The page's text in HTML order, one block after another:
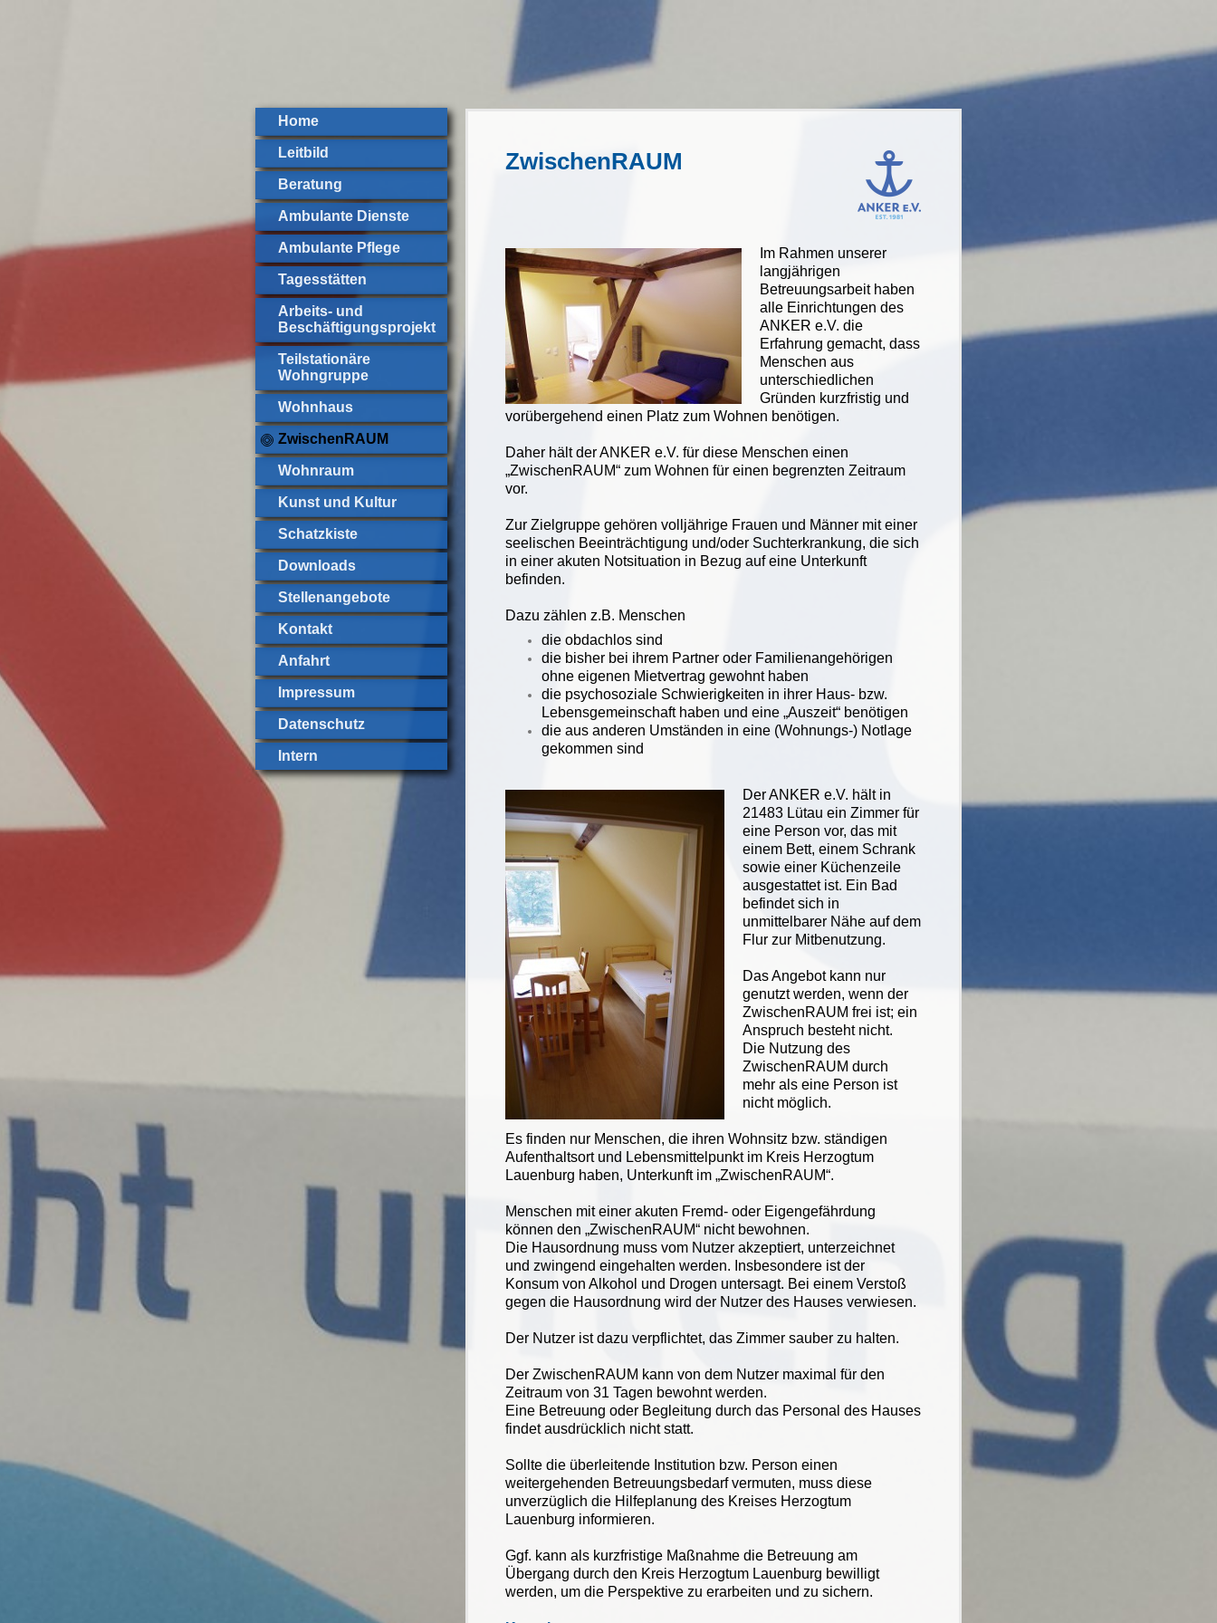
Home
Leitbild
Beratung
Ambulante Dienste
Ambulante Pflege
Tagesstätten
Arbeits- und
Beschäftigungsprojekt
Teilstationäre
Wohngruppe
Wohnhaus
ZwischenRAUM
Wohnraum
Kunst und Kultur
Schatzkiste
Downloads
Stellenangebote
Kontakt
Anfahrt
Impressum
Datenschutz
Intern
ZwischenRAUM
Im Rahmen unserer
langjährigen
Betreuungsarbeit haben
alle Einrichtungen des
ANKER e.V. die
Erfahrung gemacht, dass
Menschen aus
unterschiedlichen
Gründen kurzfristig und
vorübergehend einen Platz zum Wohnen benötigen.
Daher hält der ANKER e.V. für diese Menschen einen
„ZwischenRAUM“ zum Wohnen für einen begrenzten Zeitraum
vor.
Zur Zielgruppe gehören volljährige Frauen und Männer mit einer
seelischen Beeinträchtigung und/oder Suchterkrankung, die sich
in einer akuten Notsituation in Bezug auf eine Unterkunft
befinden.
Dazu zählen z.B. Menschen
die obdachlos sind
die bisher bei ihrem Partner oder Familienangehörigen
ohne eigenen Mietvertrag gewohnt haben
die psychosoziale Schwierigkeiten in ihrer Haus- bzw.
Lebensgemeinschaft haben und eine „Auszeit“ benötigen
die aus anderen Umständen in eine (Wohnungs-) Notlage
gekommen sind
Der ANKER e.V. hält in
21483 Lütau ein Zimmer für
eine Person vor, das mit
einem Bett, einem Schrank
sowie einer Küchenzeile
ausgestattet ist. Ein Bad
befindet sich in
unmittelbarer Nähe auf dem
Flur zur Mitbenutzung.
Das Angebot kann nur
genutzt werden, wenn der
ZwischenRAUM frei ist; ein
Anspruch besteht nicht.
Die Nutzung des
ZwischenRAUM durch
mehr als eine Person ist
nicht möglich.
Es finden nur Menschen, die ihren Wohnsitz bzw. ständigen
Aufenthaltsort und Lebensmittelpunkt im Kreis Herzogtum
Lauenburg haben, Unterkunft im „ZwischenRAUM“.
Menschen mit einer akuten Fremd- oder Eigengefährdung
können den „ZwischenRAUM“ nicht bewohnen.
Die Hausordnung muss vom Nutzer akzeptiert, unterzeichnet
und zwingend eingehalten werden. Insbesondere ist der
Konsum von Alkohol und Drogen untersagt. Bei einem Verstoß
gegen die Hausordnung wird der Nutzer des Hauses verwiesen.
Der Nutzer ist dazu verpflichtet, das Zimmer sauber zu halten.
Der ZwischenRAUM kann von dem Nutzer maximal für den
Zeitraum von 31 Tagen bewohnt werden.
Eine Betreuung oder Begleitung durch das Personal des Hauses
findet ausdrücklich nicht statt.
Sollte die überleitende Institution bzw. Person einen
weitergehenden Betreuungsbedarf vermuten, muss diese
unverzüglich die Hilfeplanung des Kreises Herzogtum
Lauenburg informieren.
Ggf. kann als kurzfristige Maßnahme die Betreuung am
Übergang durch den Kreis Herzogtum Lauenburg bewilligt
werden, um die Perspektive zu erarbeiten und zu sichern.